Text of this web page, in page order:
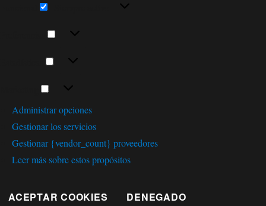
Administrar opciones
Gestionar los servicios
Gestionar {vendor_count} proveedores
Leer más sobre estos propósitos
ACEPTAR COOKIES
DENEGADO